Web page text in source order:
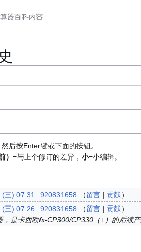
后按Enter键或下面的按钮。
） =与上个修订的差异， 小=小编辑。
(三) 07:31 920831658 留言 贡献
(三) 07:26 920831658 留言 贡献
是卡西欧fx-CP300/CP330（+）的后续